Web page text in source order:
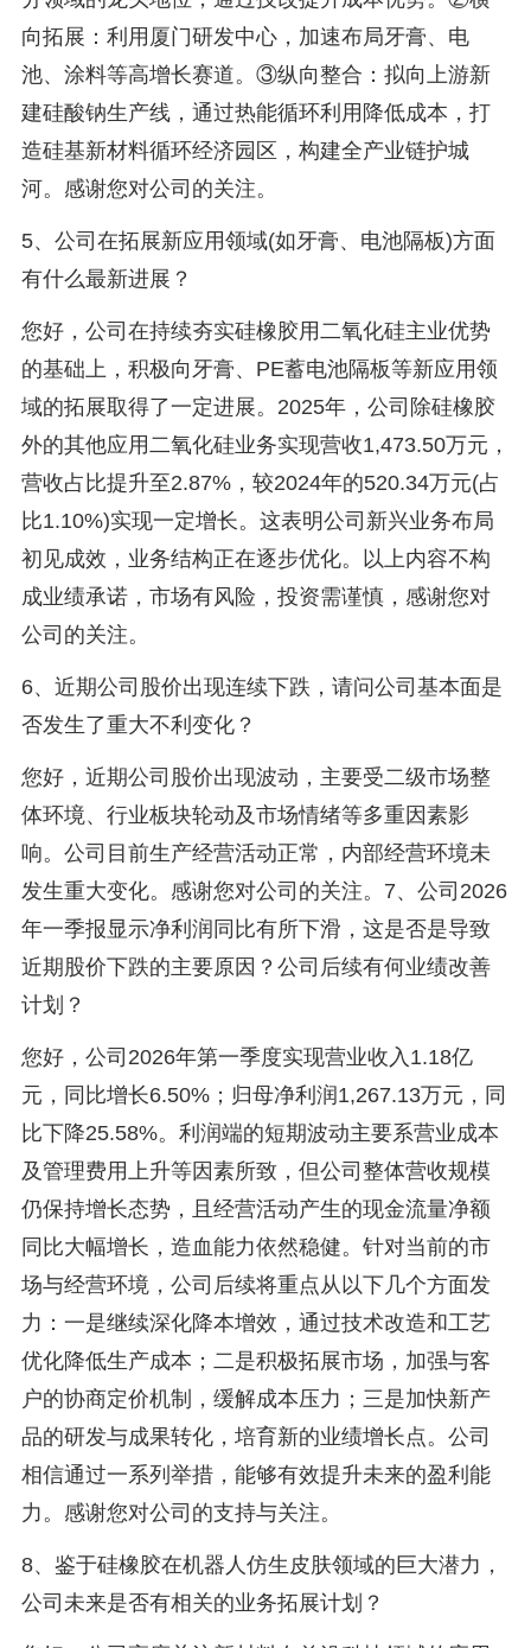
向拓展：利用厦门研发中心，加速布局牙膏、电
池、涂料等高增长赛道。③纵向整合：拟向上游新
建硅酸钠生产线，通过热能循环利用降低成本，打
造硅基新材料循环经济园区，构建全产业链护城
河。感谢您对公司的关注。
5、公司在拓展新应用领域(如牙膏、电池隔板)方面
有什么最新进展？
您好，公司在持续夯实硅橡胶用二氧化硅主业优势
的基础上，积极向牙膏、PE蓄电池隔板等新应用领
域的拓展取得了一定进展。2025年，公司除硅橡胶
外的其他应用二氧化硅业务实现营收1,473.50万元，
营收占比提升至2.87%，较2024年的520.34万元(占
比1.10%)实现一定增长。这表明公司新兴业务布局
初见成效，业务结构正在逐步优化。以上内容不构
成业绩承诺，市场有风险，投资需谨慎，感谢您对
公司的关注。
6、近期公司股价出现连续下跌，请问公司基本面是
否发生了重大不利变化？
您好，近期公司股价出现波动，主要受二级市场整
体环境、行业板块轮动及市场情绪等多重因素影
响。公司目前生产经营活动正常，内部经营环境未
发生重大变化。感谢您对公司的关注。7、公司2026
年一季报显示净利润同比有所下滑，这是否是导致
近期股价下跌的主要原因？公司后续有何业绩改善
计划？
您好，公司2026年第一季度实现营业收入1.18亿
元，同比增长6.50%；归母净利润1,267.13万元，同
比下降25.58%。利润端的短期波动主要系营业成本
及管理费用上升等因素所致，但公司整体营收规模
仍保持增长态势，且经营活动产生的现金流量净额
同比大幅增长，造血能力依然稳健。针对当前的市
场与经营环境，公司后续将重点从以下几个方面发
力：一是继续深化降本增效，通过技术改造和工艺
优化降低生产成本；二是积极拓展市场，加强与客
户的协商定价机制，缓解成本压力；三是加快新产
品的研发与成果转化，培育新的业绩增长点。公司
相信通过一系列举措，能够有效提升未来的盈利能
力。感谢您对公司的支持与关注。
8、鉴于硅橡胶在机器人仿生皮肤领域的巨大潜力，
公司未来是否有相关的业务拓展计划？